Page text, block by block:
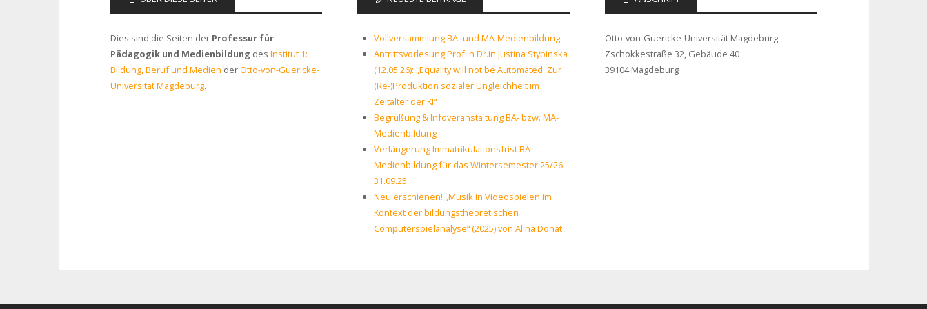
Dies sind die Seiten der Professur für
Pädagogik und Medienbildung des Institut 1:
Bildung, Beruf und Medien derOtto-von-Guericke-
Universität Magdeburg.
Vollversammlung BA- und MA-Medienbildung:
Antrittsvorlesung Prof.in Dr.in Justina Stypinska
(12.05.26): „Equality will not be Automated. Zur
(Re-)Produktion sozialer Ungleichheit im
Zeitalter der KI“
Begrüßung & Infoveranstaltung BA- bzw. MA-
Medienbildung
Verlängerung Immatrikulationsfrist BA
Medienbildung für das Wintersemester 25/26:
31.09.25
Neu erschienen! „Musik in Videospielen im
Kontext der bildungstheoretischen
Computerspielanalyse“ (2025) von Alina Donat
Otto-von-Guericke-Universität Magdeburg
Zschokkestraße 32, Gebäude 40
39104 Magdeburg